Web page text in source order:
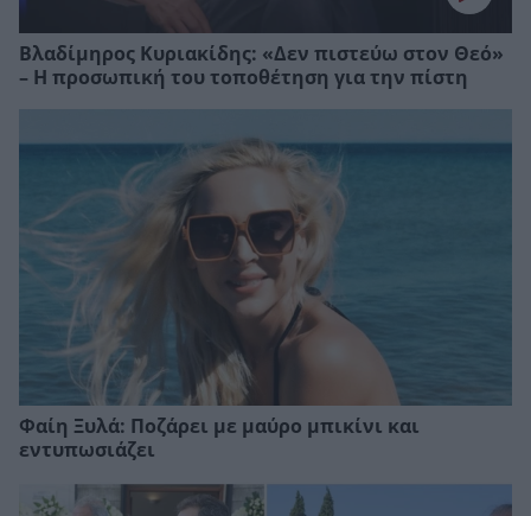
Βλαδίμηρος Κυριακίδης: «Δεν πιστεύω στον Θεό»
– Η προσωπική του τοποθέτηση για την πίστη
Φαίη Ξυλά: Ποζάρει με μαύρο μπικίνι και
εντυπωσιάζει